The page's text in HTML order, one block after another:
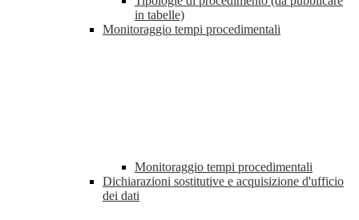
in tabelle)
Monitoraggio tempi procedimentali
Monitoraggio tempi procedimentali
Dichiarazioni sostitutive e acquisizione d'ufficio
dei dati